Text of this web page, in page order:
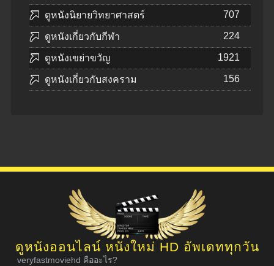
ดูหนังนิยายวิทยาศาสตร์ 707
ดูหนังเกี่ยวกับกีฬา 224
ดูหนังเขย่าขวัญ 1921
ดูหนังเกี่ยวกับสงคราม 156
ดูหนังออนไลน์ หนังใหม่ HD อัพเดททุกวัน
veryfastmoviehd คืออะไร?